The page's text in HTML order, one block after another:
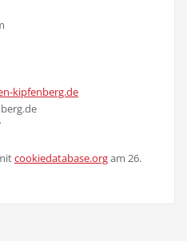
kipfenberg.de
cookiedatabase.orgam 26.